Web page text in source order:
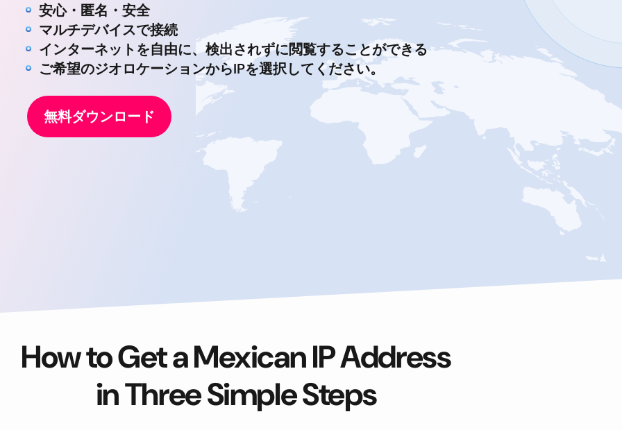
安心・匿名・安全
マルチデバイスで接続
インターネットを自由に、検出されずに閲覧することができる
ご希望のジオロケーションからIPを選択してください。
無料ダウンロード
How to Get a Mexican IP Address
in Three Simple Steps